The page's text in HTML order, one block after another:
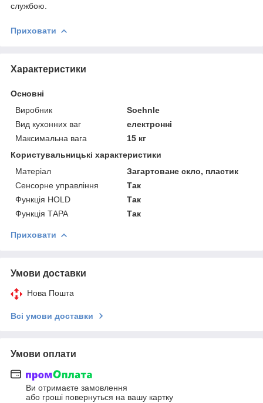
службою.
Приховати
Характеристики
Основні
Виробник
Soehnle
Вид кухонних ваг
електронні
Максимальна вага
15 кг
Користувальницькі характеристики
Матеріал
Загартоване скло, пластик
Сенсорне управління
Так
Функція HOLD
Так
Функція ТАРА
Так
Приховати
Умови доставки
Нова Пошта
Всі умови доставки
Умови оплати
Ви отримаєте замовлення
або гроші повернуться на вашу картку